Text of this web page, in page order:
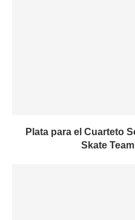
Plata para el Cuarteto
Skate